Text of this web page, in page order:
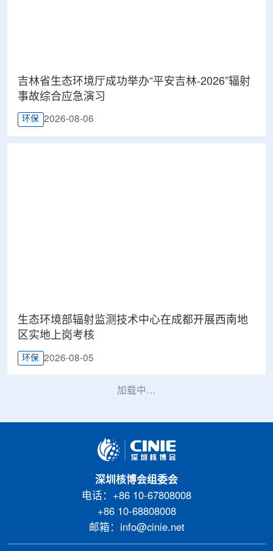
吉林省生态环境厅成功举办“平安吉林-2026”辐射
事故综合应急演习
环保 2026-08-06
生态环境部辐射监测技术中心在成都开展西南地
区实地上岗考核
环保 2026-08-05